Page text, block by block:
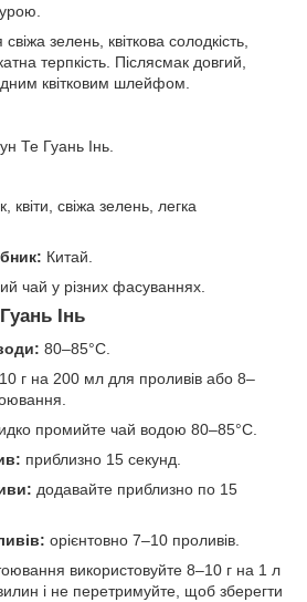
зелень, квіткова солодкість,
терпкість. Післясмак довгий,
квітковим шлейфом.
Те Гуань Інь.
квіти, свіжа зелень, легка
Китай.
чай у різних фасуваннях.
Інь
80–85°C.
г на 200 мл для проливів або 8–
промийте чай водою 80–85°C.
приблизно 15 секунд.
додавайте приблизно по 15
орієнтовно 7–10 проливів.
використовуйте 8–10 г на 1 л
і не перетримуйте, щоб зберегти